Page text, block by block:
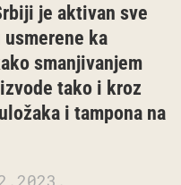
je aktivan sve
ka
smanjivanjem
tako i kroz
i tampona na